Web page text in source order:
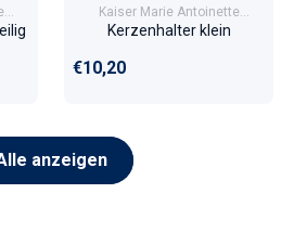
Kaiser Marie Antoinette
Moosrose
Kerzenhalter klein
Normaler Preis
€10,20
anzeigen